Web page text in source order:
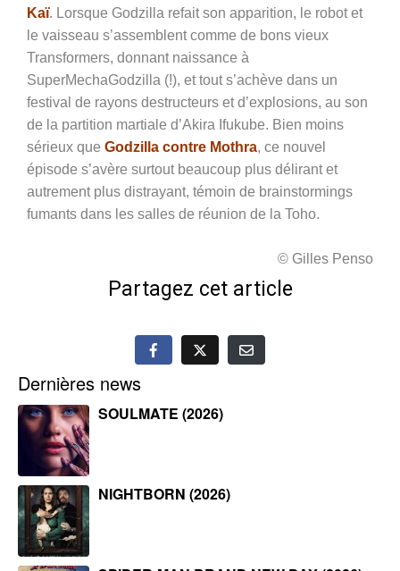
Kaï. Lorsque Godzilla refait son apparition, le robot et
le vaisseau s’assemblent comme de bons vieux
Transformers, donnant naissance à
SuperMechaGodzilla (!), et tout s’achève dans un
festival de rayons destructeurs et d’explosions, au son
de la partition martiale d’Akira Ifukube. Bien moins
sérieux que Godzilla contre Mothra, ce nouvel
épisode s’avère surtout beaucoup plus délirant et
autrement plus distrayant, témoin de brainstormings
fumants dans les salles de réunion de la Toho.
© Gilles Penso
Partagez cet article
Dernières news
SOULMATE (2026)
NIGHTBORN (2026)